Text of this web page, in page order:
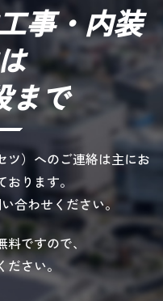
事・内装
まで
ツ）へのご連絡は主にお
ります。
合わせください。
ですので、
さい。